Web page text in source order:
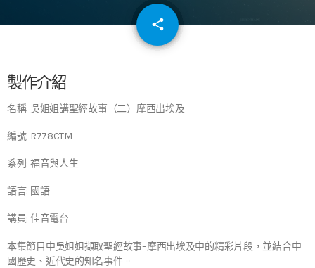
share
email
製作介紹
名稱: 吳姐姐講聖經故事（二）摩西出埃及
編號: R778CTM
系列: 福音與人生
語言: 國語
講員: 佳音電台
本集節目中吳姐姐擷取聖經故事–摩西出埃及中的精彩片段，並結合中
國歷史、近代史的知名事件。